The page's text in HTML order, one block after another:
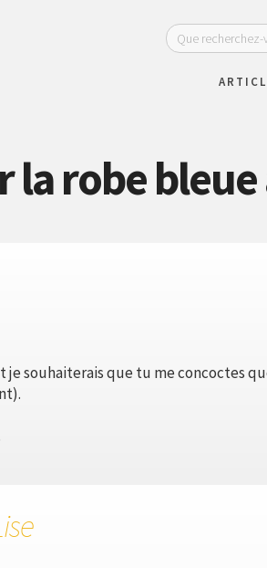
robe
je souhaiterais que tu me concoctes